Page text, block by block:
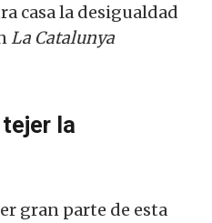
casa la desigualdad
La Catalunya
la
gran parte de esta